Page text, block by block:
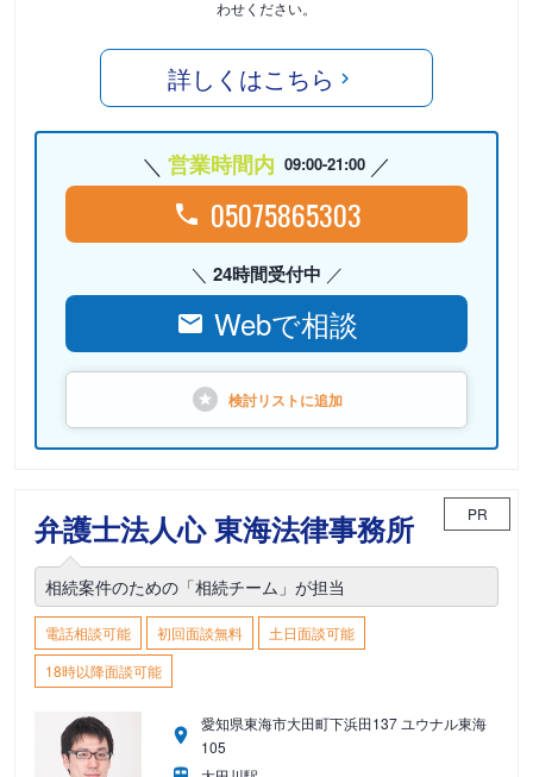
わせください。
詳しくはこちら
営業時間内 09:00-21:00
05075865303
24時間受付中
Webで相談
検討リストに追加
弁護士法人心 東海法律事務所 PR
相続案件のための「相続チーム」が担当
電話相談可能 初回面談無料
土日面談可能
18時以降面談可能
愛知県東海市大田町下浜田137 ユウナル東海
105